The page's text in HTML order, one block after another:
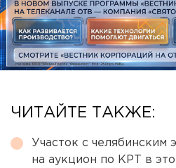
ЧИТАЙТЕ ТАКЖЕ:
Участок с челябинским
на аукцион по КРТ в